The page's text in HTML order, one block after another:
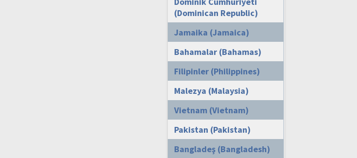
(Dominican Republic)
Jamaika (Jamaica)
Bahamalar (Bahamas)
Filipinler (Philippines)
Malezya (Malaysia)
Vietnam (Vietnam)
Pakistan (Pakistan)
Bangladeş (Bangladesh)